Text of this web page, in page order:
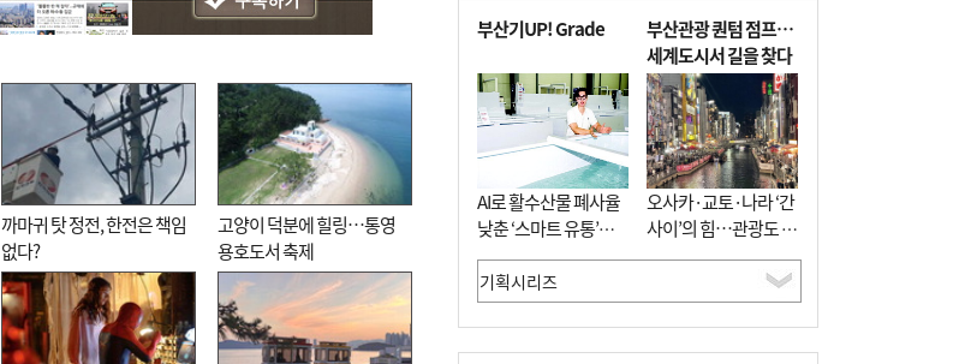
까마귀 탓 정전, 한전은 책임
없다?
고양이 덕분에 힐링…통영
용호도서 축제
부산기UP! Grade
AI로 활수산물 폐사율
낮춘 ‘스마트 유통’…
사막·산악지대 수출
도전
부산관광 퀀텀 점프…
세계도시서 길을 찾다
오사카·교토·나라 ‘간
사이’의 힘…관광도 뭉
쳐야 흥한다